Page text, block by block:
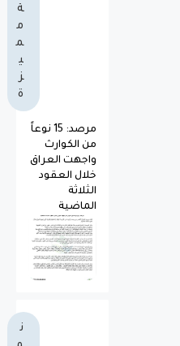
ة
م
م
ي
ز
ة
مرصد: 15 نوعاً
من الكوارث
واجهت العراق
خلال العقود
الثلاثة
الماضية
ن